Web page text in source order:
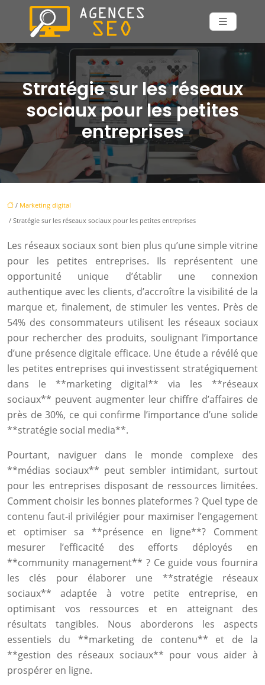
Stratégie sur les réseaux
sociaux pour les petites
entreprises
/ Marketing digital
/ Stratégie sur les réseaux sociaux pour les petites entreprises
Les réseaux sociaux sont bien plus qu’une simple vitrine
pour les petites entreprises. Ils représentent une
opportunité unique d’établir une connexion
authentique avec les clients, d’accroître la visibilité de la
marque et, finalement, de stimuler les ventes. Près de
54% des consommateurs utilisent les réseaux sociaux
pour rechercher des produits, soulignant l’importance
d’une présence digitale efficace. Une étude a révélé que
les petites entreprises qui investissent stratégiquement
dans le **marketing digital** via les **réseaux
sociaux** peuvent augmenter leur chiffre d’affaires de
près de 30%, ce qui confirme l’importance d’une solide
**stratégie social media**.
Pourtant, naviguer dans le monde complexe des
**médias sociaux** peut sembler intimidant, surtout
pour les entreprises disposant de ressources limitées.
Comment choisir les bonnes plateformes ? Quel type de
contenu faut-il privilégier pour maximiser l’engagement
et optimiser sa **présence en ligne**? Comment
mesurer l’efficacité des efforts déployés en
**community management** ? Ce guide vous fournira
les clés pour élaborer une **stratégie réseaux
sociaux** adaptée à votre petite entreprise, en
optimisant vos ressources et en atteignant des
résultats tangibles. Nous aborderons les aspects
essentiels du **marketing de contenu** et de la
**gestion des réseaux sociaux** pour vous aider à
prospérer en ligne.